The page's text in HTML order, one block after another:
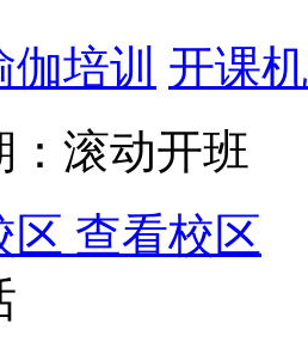
培训 开课
：滚动开班
区 查看校区